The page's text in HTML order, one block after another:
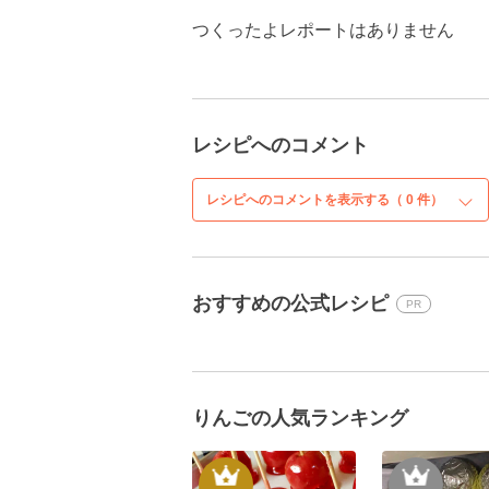
つくったよレポートはありません
レシピへのコメント
レシピへのコメントを表示する（ 0 件）
おすすめの公式レシピ PR
りんごの人気ランキング